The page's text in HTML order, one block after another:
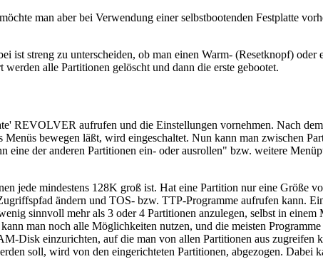
man aber bei Verwendung einer selbstbootenden Festplatte
streng zu unterscheiden, ob man einen Warm- (Resetknopf) oder
alle Partitionen gelöscht und dann die erste gebootet.
REVOLVER aufrufen und die Einstellungen vornehmen. Nach
bewegen läßt, wird eingeschaltet. Nun kann man zwischen
der anderen Partitionen ein- oder ausrollen" bzw. weitere
jede mindestens 128K groß ist. Hat eine Partition nur eine Größe
ändern und TOS- bzw. TTP-Programme aufrufen kann.
sinnvoll mehr als 3 oder 4 Partitionen anzulegen, selbst in
man noch alle Möglichkeiten nutzen, und die meisten
Disk einzurichten, auf die man von allen Partitionen aus
soll, wird von den eingerichteten Partitionen, abgezogen. Dabei